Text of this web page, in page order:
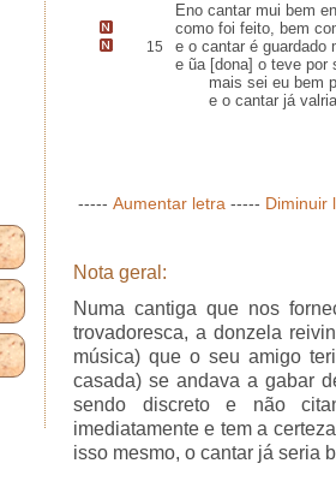
Eno cantar mui bem
como foi feito, bem
15 e o cantar é guardado
e ũa [dona] o teve por
mais sei eu bem
e o cantar já valria
----- Aumentar letra ----- Diminuir
Nota geral:
Numa cantiga que nos
trovadoresca, a donzela
música) que o seu amigo
casada) se andava a gabar
sendo discreto e não
imediatamente e tem a
isso mesmo, o cantar já seria